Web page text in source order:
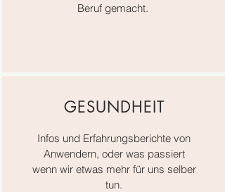
Beruf gemacht.
GESUNDHEIT
Infos und Erfahrungsberichte von
Anwendern, oder was passiert
wenn wir etwas mehr für uns selber
tun.